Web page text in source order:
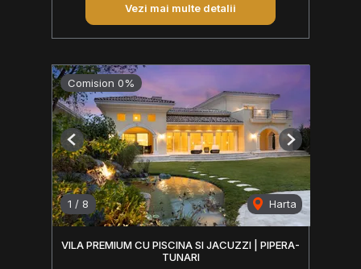
Vezi mai multe detalii
Comision 0%
1 / 8 Harta
Previous Next
VILA PREMIUM CU PISCINA SI JACUZZI | PIPERA-
TUNARI